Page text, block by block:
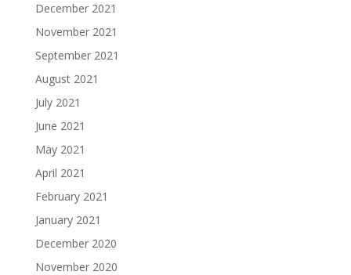
December 2021
November 2021
September 2021
August 2021
July 2021
June 2021
May 2021
April 2021
February 2021
January 2021
December 2020
November 2020